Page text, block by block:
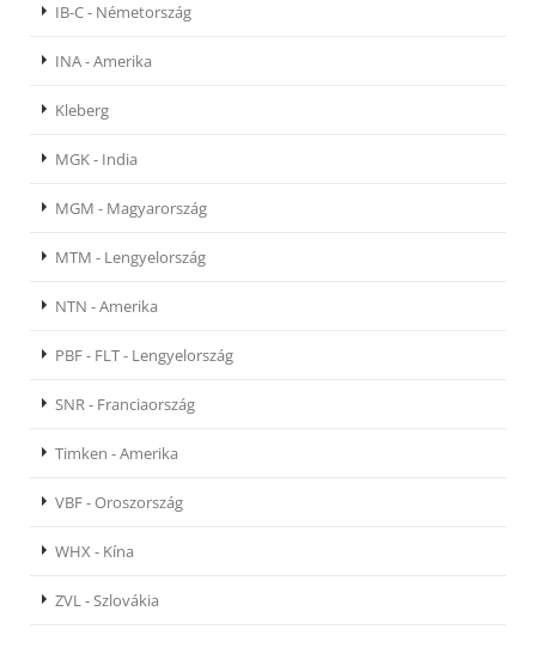
IB-C - Németország
INA - Amerika
Kleberg
MGK - India
MGM - Magyarország
MTM - Lengyelország
NTN - Amerika
PBF - FLT - Lengyelország
SNR - Franciaország
Timken - Amerika
VBF - Oroszország
WHX - Kína
ZVL - Szlovákia